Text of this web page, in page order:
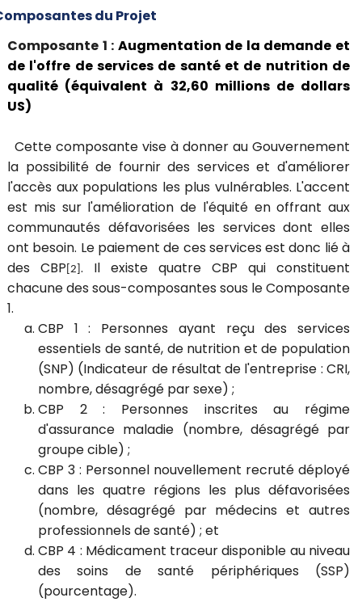
du Projet
Composante 1 : Augmentation de la demande et
de l'offre de services de santé et de nutrition de
qualité (équivalent à 32,60 millions de dollars
US)
Cette composante vise à donner au Gouvernement
la possibilité de fournir des services et d'améliorer
l'accès aux populations les plus vulnérables. L'accent
est mis sur l'amélioration de l'équité en offrant aux
communautés défavorisées les services dont elles
ont besoin. Le paiement de ces services est donc lié à
des CBP [2] . Il existe quatre CBP qui constituent
chacune des sous-composantes sous le Composante
1.
CBP 1 : Personnes ayant reçu des services
essentiels de santé, de nutrition et de population
(SNP) (Indicateur de résultat de l'entreprise : CRI,
nombre, désagrégé par sexe) ;
CBP 2 : Personnes inscrites au régime
d'assurance maladie (nombre, désagrégé par
groupe cible) ;
CBP 3 : Personnel nouvellement recruté déployé
dans les quatre régions les plus défavorisées
(nombre, désagrégé par médecins et autres
professionnels de santé) ; et
CBP 4 : Médicament traceur disponible au niveau
des soins de santé périphériques (SSP)
(pourcentage).